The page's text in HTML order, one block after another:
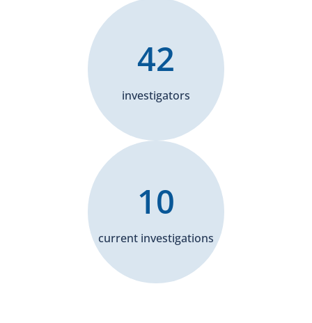
investigators
42
current investigations
10